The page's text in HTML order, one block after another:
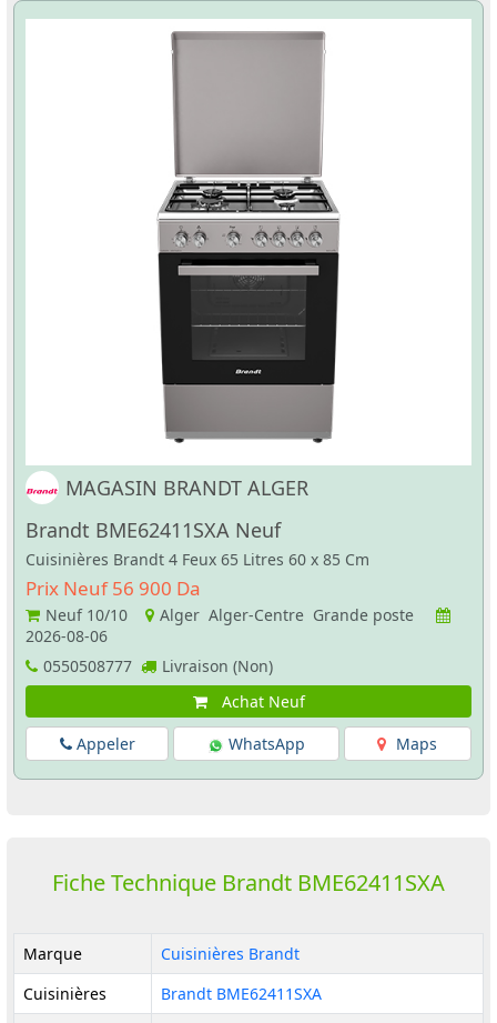
MAGASIN BRANDT ALGER
Brandt BME62411SXA Neuf
Cuisinières Brandt 4 Feux 65 Litres 60 x 85 Cm
Prix Neuf 56 900 Da
Neuf 10/10
Alger Alger-Centre Grande poste
2026-08-06
0550508777
Livraison (Non)
Achat Neuf
Appeler
WhatsApp Maps
Fiche Technique Brandt BME62411SXA
Marque
Cuisinières Brandt
Cuisinières
Brandt BME62411SXA